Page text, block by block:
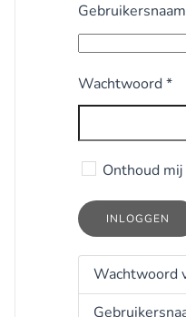
Gebruikersnaam
Wachtwoord *
Onthoud mij
INLOGGEN
Wachtwoord